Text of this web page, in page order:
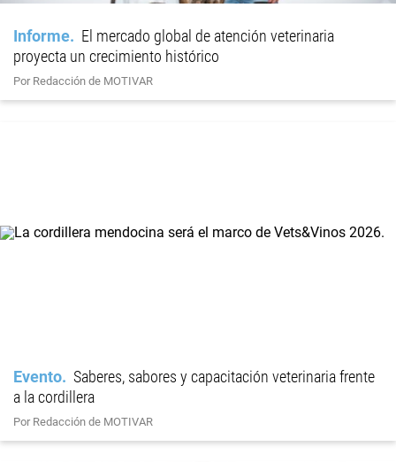
Informe
El mercado global de atención veterinaria
proyecta un crecimiento histórico
Por Redacción de MOTIVAR
Evento
Saberes, sabores y capacitación veterinaria frente
a la cordillera
Por Redacción de MOTIVAR